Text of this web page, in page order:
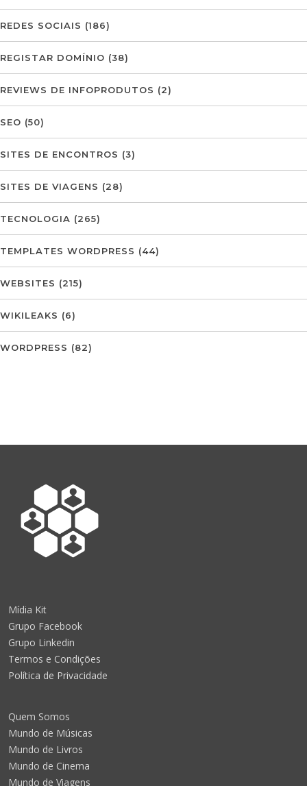
REDES SOCIAIS (186)
REGISTAR DOMÍNIO (38)
REVIEWS DE INFOPRODUTOS (2)
SEO (50)
SITES DE ENCONTROS (3)
SITES DE VIAGENS (28)
TECNOLOGIA (265)
TEMPLATES WORDPRESS (44)
WEBSITES (215)
WIKILEAKS (6)
WORDPRESS (82)
Mídia Kit
Grupo Facebook
Grupo Linkedin
Termos e Condições
Política de Privacidade
Quem Somos
Mundo de Músicas
Mundo de Livros
Mundo de Cinema
Mundo de Viagens